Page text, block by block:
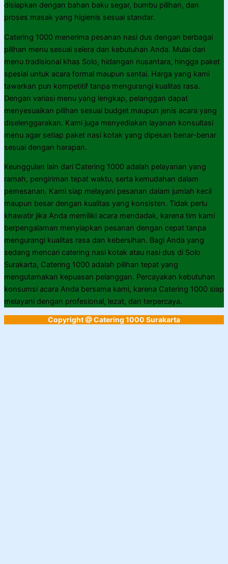
disiapkan dengan bahan baku segar, bumbu pilihan, dan
proses masak yang higienis sesuai standar.
Catering 1000 menerima pesanan nasi dus dengan berbagai
pilihan menu sesuai selera dan kebutuhan Anda. Mulai dari
menu tradisional khas Solo, hidangan nusantara, hingga paket
spesial untuk acara formal maupun santai. Harga yang kami
tawarkan pun kompetitif tanpa mengurangi kualitas rasa.
Dengan variasi menu yang lengkap, pelanggan dapat
menyesuaikan pilihan sesuai budget maupun jenis acara yang
diselenggarakan. Kami juga menyediakan layanan konsultasi
menu agar setiap paket nasi kotak yang dipesan benar-benar
sesuai dengan harapan.
Keunggulan lain dari Catering 1000 adalah pelayanan yang
ramah, pengiriman tepat waktu, serta kemudahan dalam
pemesanan. Kami siap melayani pesanan dalam jumlah kecil
maupun besar dengan kualitas yang konsisten. Tidak perlu
khawatir jika Anda memiliki acara mendadak, karena tim kami
berpengalaman menyiapkan pesanan dengan cepat tanpa
mengurangi kualitas rasa dan kebersihan. Bagi Anda yang
sedang mencari catering nasi kotak atau nasi dus di Solo
Surakarta, Catering 1000 adalah pilihan tepat yang
mengutamakan kepuasan pelanggan. Percayakan kebutuhan
konsumsi acara Anda bersama kami, karena Catering 1000 siap
melayani dengan profesional, lezat, dan terpercaya.
Copyright @ Catering 1000 Surakarta